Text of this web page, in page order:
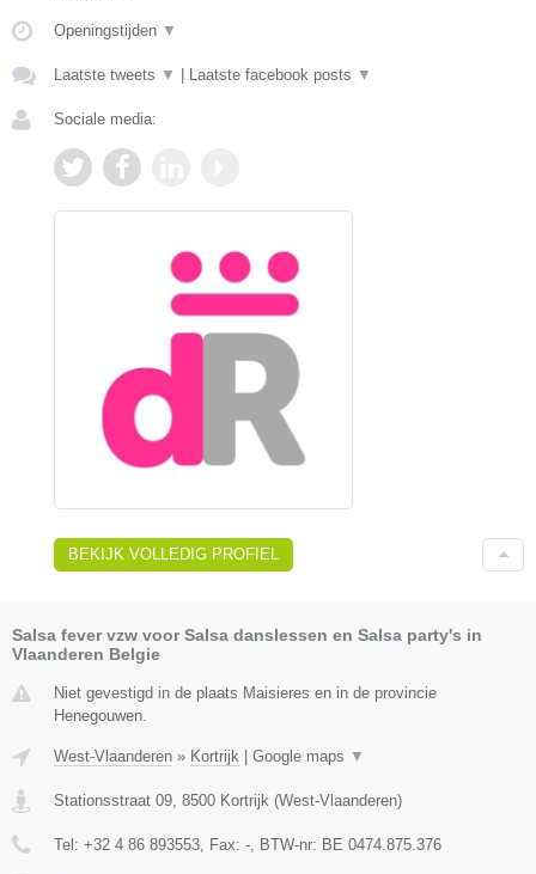
Openingstijden ▼
Laatste tweets ▼ Laatste facebook posts ▼
Sociale media:
BEKIJK VOLLEDIG PROFIEL
Salsa fever vzw voor Salsa danslessen en Salsa party's in
Vlaanderen Belgie
Niet gevestigd in de plaats Maisieres en in de provincie
Henegouwen.
West-Vlaanderen » Kortrijk Google maps ▼
Stationsstraat 09, 8500 Kortrijk (West-Vlaanderen)
Tel: +32 4 86 893553, Fax: -, BTW-nr: BE 0474.875.376